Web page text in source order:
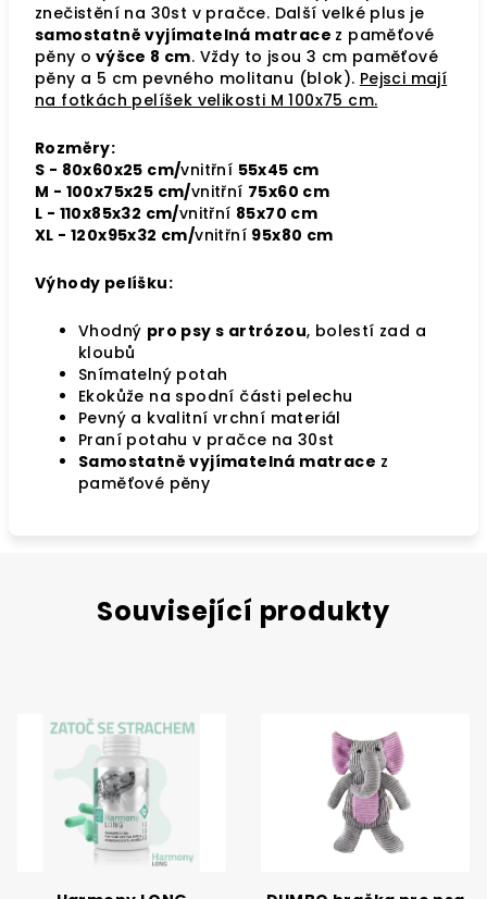
znečistění na 30st v pračce. Další velké plus je
samostatně vyjímatelná matrace z paměťové
pěny o výšce 8 cm. Vždy to jsou 3 cm paměťové
pěny a 5 cm pevného molitanu (blok). Pejsci mají
na fotkách pelíšek velikosti M 100x75 cm.
Rozměry:
S - 80x60x25 cm/vnitřní 55x45 cm
M - 100x75x25 cm/vnitřní 75x60 cm
L - 110x85x32 cm/vnitřní 85x70 cm
XL - 120x95x32 cm/vnitřní 95x80 cm
Výhody pelíšku:
Vhodný pro psy s artrózou, bolestí zad a
kloubů
Snímatelný potah
Ekokůže na spodní části pelechu
Pevný a kvalitní vrchní materiál
Praní potahu v pračce na 30st
Samostatně vyjímatelná matrace z
paměťové pěny
Související produkty